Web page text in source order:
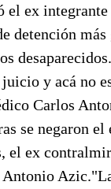
ex
detención
desaparecidos.
y acá no
Carlos
se negaron
el ex